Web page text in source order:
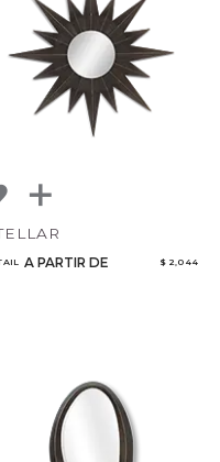
A PARTIR DE $ 2,044